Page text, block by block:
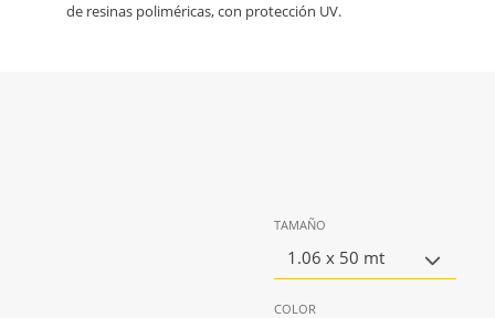
de resinas poliméricas, con protección UV.
TAMAÑO
1.06 x 50 mt
COLOR